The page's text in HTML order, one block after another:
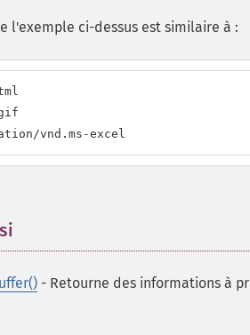
l'exemple ci-dessus est similaire à :
vnd.ms-excel
- Retourne des informations à